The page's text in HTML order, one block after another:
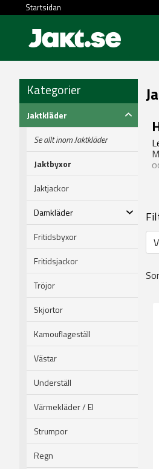
Startsidan
Kategorier
Jaktkläder
Se allt inom Jaktkläder
Jaktbyxor
Jaktjackor
Damkläder
Fritidsbyxor
Fritidsjackor
Tröjor
Skjortor
Kamouflageställ
Västar
Underställ
Värmekläder / El
Strumpor
Regn